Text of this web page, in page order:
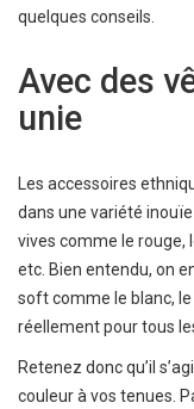
quelques conseils.
Avec des
unie
Les accessoires
dans une variété
vives comme le rouge,
etc. Bien entendu, on
soft comme le blanc, le
réellement pour tous
Retenez donc qu’il
couleur à vos tenues.